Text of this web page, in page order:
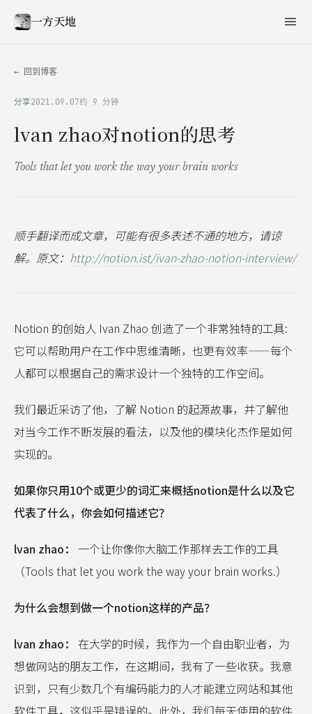
一方天地
← 回到博客
分享2021.09.07约 9 分钟
lvan zhao对notion的思考
Tools that let you work the way your brain works
顺手翻译而成文章，可能有很多表述不通的地方，请谅
解。原文： http://notion.ist/ivan-zhao-notion-interview/
Notion 的创始人 Ivan Zhao 创造了一个非常独特的工具:
它可以帮助用户在工作中思维清晰，也更有效率——每个
人都可以根据自己的需求设计一个独特的工作空间。
我们最近采访了他，了解 Notion 的起源故事，并了解他
对当今工作不断发展的看法，以及他的模块化杰作是如何
实现的。
如果你只用10个或更少的词汇来概括notion是什么以及它
代表了什么，你会如何描述它？
lvan zhao：
一个让你像你大脑工作那样去工作的工具
（Tools that let you work the way your brain works.）
为什么会想到做一个notion这样的产品？
lvan zhao：
在大学的时候，我作为一个自由职业者，为
想做网站的朋友工作，在这期间，我有了一些收获。我意
识到，只有少数几个有编码能力的人才能建立网站和其他
软件工具，这似乎是错误的。此外，我们每天使用的软件